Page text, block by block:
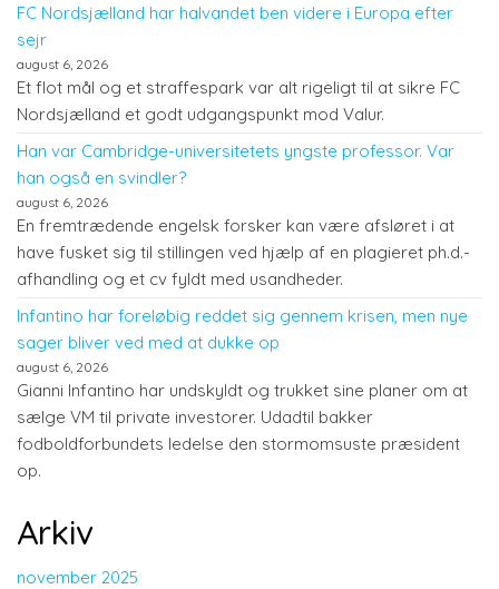
FC Nordsjælland har halvandet ben videre i Europa efter
sejr
august 6, 2026
Et flot mål og et straffespark var alt rigeligt til at sikre FC
Nordsjælland et godt udgangspunkt mod Valur.
Han var Cambridge-universitetets yngste professor. Var
han også en svindler?
august 6, 2026
En fremtrædende engelsk forsker kan være afsløret i at
have fusket sig til stillingen ved hjælp af en plagieret ph.d.-
afhandling og et cv fyldt med usandheder.
Infantino har foreløbig reddet sig gennem krisen, men nye
sager bliver ved med at dukke op
august 6, 2026
Gianni Infantino har undskyldt og trukket sine planer om at
sælge VM til private investorer. Udadtil bakker
fodboldforbundets ledelse den stormomsuste præsident
op.
Arkiv
november 2025